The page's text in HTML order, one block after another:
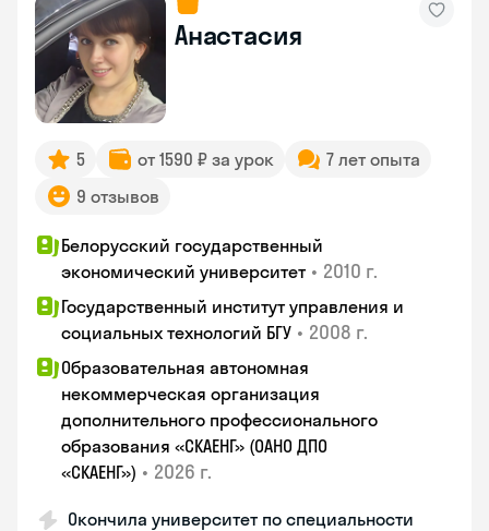
Анастасия
5 от 1590 ₽ за урок
7 лет опыта
9 отзывов
Белорусский государственный
экономический университет • 2010 г.
Государственный институт управления и
социальных технологий БГУ • 2008 г.
Образовательная автономная
некоммерческая организация
дополнительного профессионального
образования «СКАЕНГ» (ОАНО ДПО
«СКАЕНГ») • 2026 г.
Окончила университет по специальности